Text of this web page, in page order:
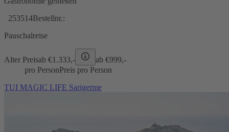
253514Bestellnr.:
Pauschalreise
Alter Preisab €1.333,- ab €999,-
pro PersonPreis pro Person
TUI MAGIC LIFE Sarigerme